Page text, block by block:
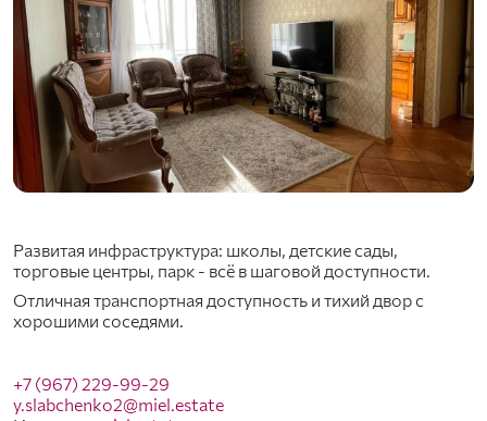
Развитая инфраструктура: школы, детские сады,
торговые центры, парк - всё в шаговой доступности.
Отличная транспортная доступность и тихий двор с
хорошими соседями.
+7 (967) 229-99-29
y.slabchenko2@miel.estate